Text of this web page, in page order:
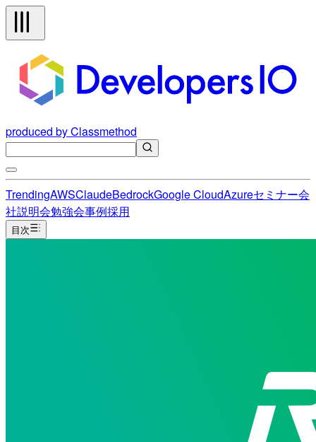
produced by Classmethod
TrendingAWSClaudeBedrockGoogle CloudAzureセミナー会
社説明会勉強会事例採用
目次